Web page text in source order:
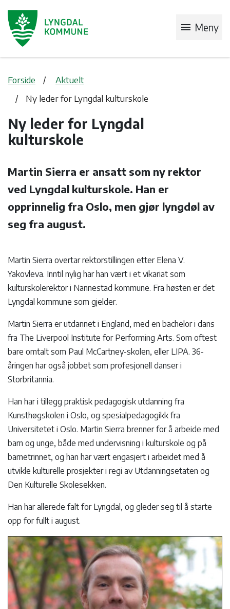
menu Meny
Forside
Aktuelt
Ny leder for Lyngdal kulturskole
Ny leder for Lyngdal
kulturskole
Martin Sierra er ansatt som ny rektor
ved Lyngdal kulturskole. Han er
opprinnelig fra Oslo, men gjør lyngdøl av
seg fra august.
Martin Sierra overtar rektorstillingen etter Elena V.
Yakovleva. Inntil nylig har han vært i et vikariat som
kulturskolerektor i Nannestad kommune. Fra høsten er det
Lyngdal kommune som gjelder.
Martin Sierra er utdannet i England, med en bachelor i dans
fra The Liverpool Institute for Performing Arts. Som oftest
bare omtalt som Paul McCartney-skolen, eller LIPA. 36-
åringen har også jobbet som profesjonell danser i
Storbritannia.
Han har i tillegg praktisk pedagogisk utdanning fra
Kunsthøgskolen i Oslo, og spesialpedagogikk fra
Universitetet i Oslo. Martin Sierra brenner for å arbeide med
barn og unge, både med undervisning i kulturskole og på
barnetrinnet, og han har vært engasjert i arbeidet med å
utvikle kulturelle prosjekter i regi av Utdanningsetaten og
Den Kulturelle Skolesekken.
Han har allerede falt for Lyngdal, og gleder seg til å starte
opp for fullt i august.